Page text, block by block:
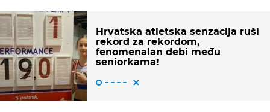
Hrvatska atletska senzacija ruši
rekord za rekordom,
fenomenalan debi među
seniorkama!